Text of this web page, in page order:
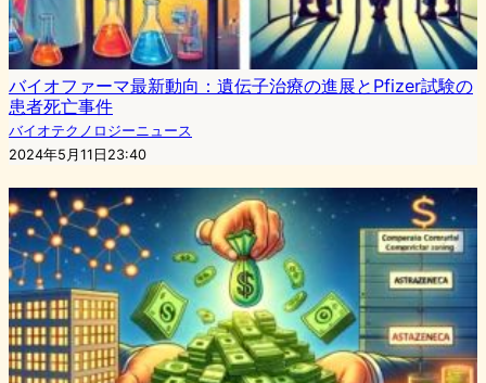
バイオファーマ最新動向：遺伝子治療の進展とPfizer試験の
患者死亡事件
バイオテクノロジーニュース
2024年5月11日23:40